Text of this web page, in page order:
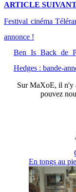
ARTICLE
Festival cinéma
annonce !
Ben Is Back de
Hedges : bande-
SurMaXoE, il n'y
pouvez
En tongs au